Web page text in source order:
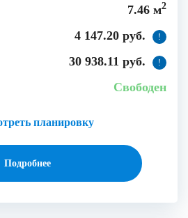
7.46 м2
4 147.20 руб. !
30 938.11 руб. !
планировку
Свободен
Подробнее